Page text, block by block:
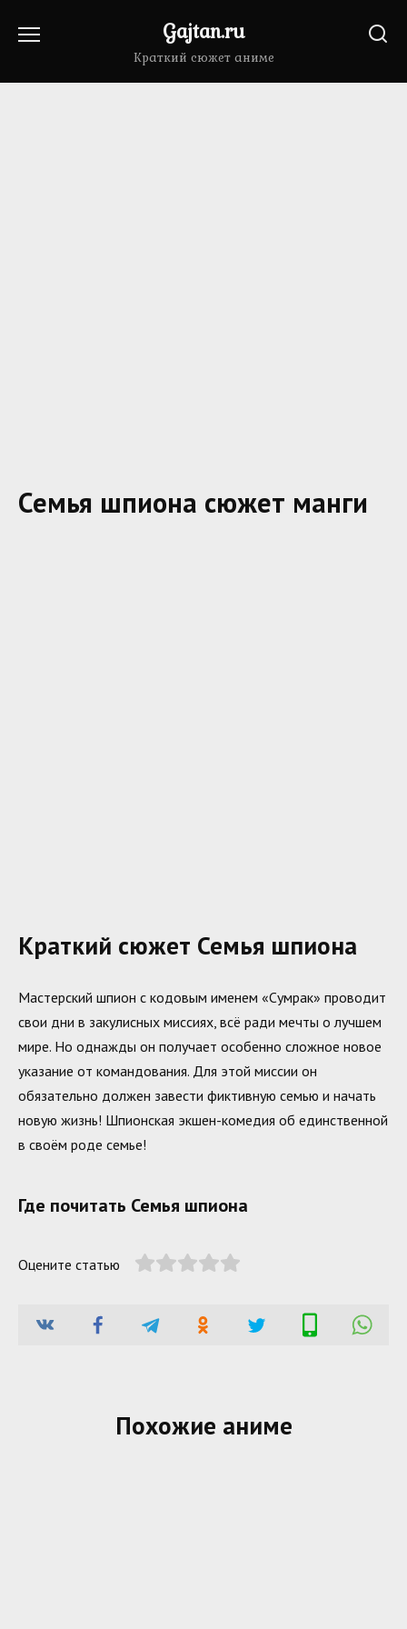
Gajtan.ru
Краткий сюжет аниме
Семья шпиона сюжет манги
Краткий сюжет Семья шпиона
Мастерский шпион с кодовым именем «Сумрак» проводит
свои дни в закулисных миссиях, всё ради мечты о лучшем
мире. Но однажды он получает особенно сложное новое
указание от командования. Для этой миссии он
обязательно должен завести фиктивную семью и начать
новую жизнь! Шпионская экшен-комедия об единственной
в своём роде семье!
Где почитать Семья шпиона
Оцените статью
Похожие аниме